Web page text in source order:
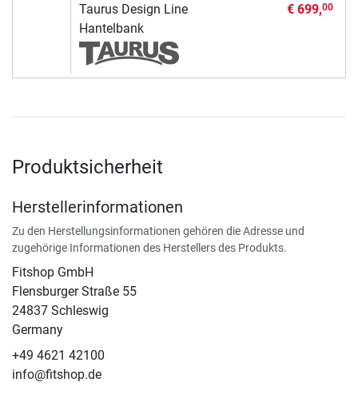
Taurus Design Line
Hantelbank
€ 699,00
Produktsicherheit
Herstellerinformationen
Zu den Herstellungsinformationen gehören die Adresse und
zugehörige Informationen des Herstellers des Produkts.
Fitshop GmbH
Flensburger Straße 55
24837 Schleswig
Germany
+49 4621 42100
info@fitshop.de